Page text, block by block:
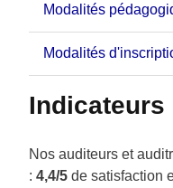
Modalités
Modalités
Indicateurs
Nos auditeurs et
: 4,4/5 de satisfaction